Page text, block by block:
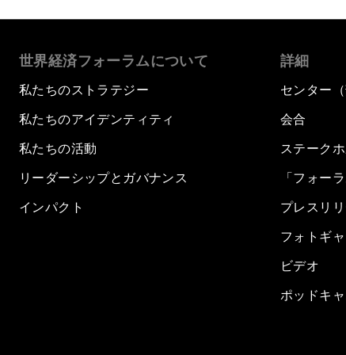
世界経済フォーラムについて
私たちのストラテジー
私たちのアイデンティティ
私たちの活動
リーダーシップとガバナンス
インパクト
詳細
センター（
会合
ステーク
「フォー
プレスリ
フォトギ
ビデオ
ポッドキャ